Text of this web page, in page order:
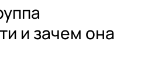
и зачем она